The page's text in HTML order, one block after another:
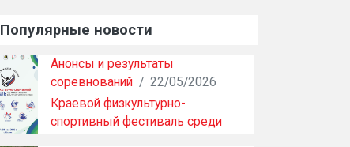
Популярные новости
Анонсы и результаты
соревнований / 22/05/2026
Краевой физкультурно-
спортивный фестиваль среди